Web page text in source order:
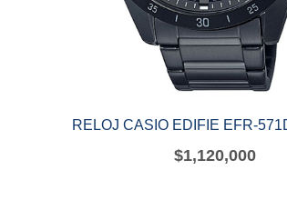
RELOJ CASIO EDIFIE EFR-
$1,120,000